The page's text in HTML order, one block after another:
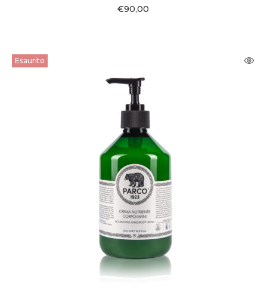
€90,00
Esaurito